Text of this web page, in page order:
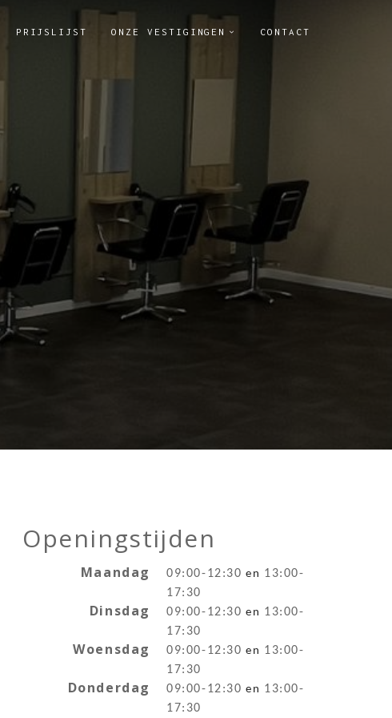
PRIJSLIJST ONZE VESTIGINGEN CONTACT
Openingstijden
Maandag 09:00-12:30 en 13:00-
17: 30
Dinsdag 09:00-12:30 en 13:00-
17: 30
Woensdag 09:00-12:30 en 13:00-
17: 30
Donderdag 09:00-12:30 en 13:00-
17: 30